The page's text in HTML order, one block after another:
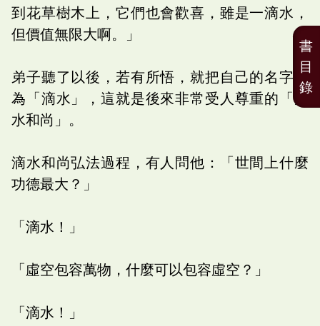
到花草樹木上，它們也會歡喜，雖是一滴水，
但價值無限大啊。」
弟子聽了以後，若有所悟，就把自己的名字改
為「滴水」，這就是後來非常受人尊重的「滴
水和尚」。
滴水和尚弘法過程，有人問他：「世間上什麼
功德最大？」
「滴水！」
「虛空包容萬物，什麼可以包容虛空？」
「滴水！」
書
目
錄